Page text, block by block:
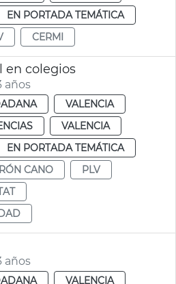
EN PORTADA TEMÁTICA
CERMI
en colegios
años
VALENCIA
VALENCIA
EN PORTADA TEMÁTICA
CANO
PLV
años
VALENCIA